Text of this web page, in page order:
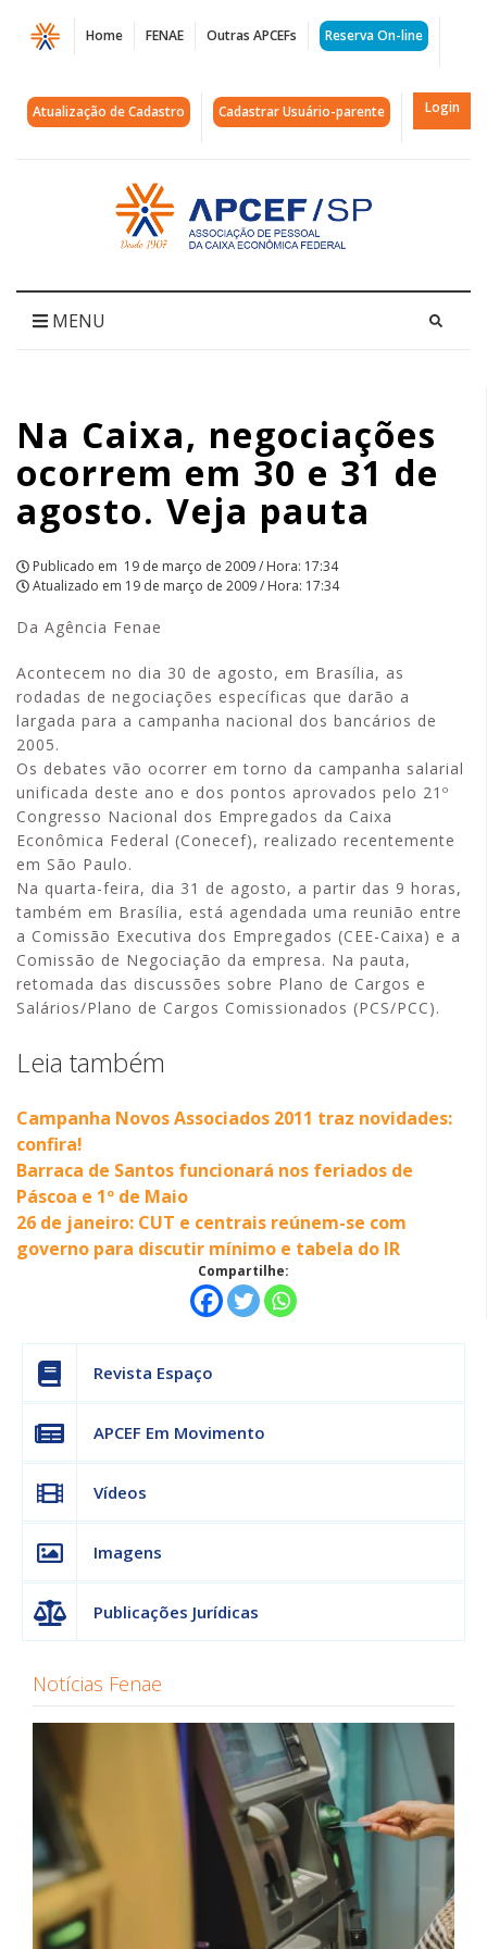
Página
Na
Caixa,
ocorrem
agosto.
Veja
pauta
|
APCEF/SP
Home FENAE Outras APCEFs Reserva On-line
Atualização de Cadastro Cadastrar Usuário-parente Login
Acessar
página
inicial
MENU
Na Caixa, negociações
ocorrem em 30 e 31 de
agosto. Veja pauta
Publicado em 19 de março de 2009 / Hora: 17:34
Atualizado em 19 de março de 2009 / Hora: 17:34
Da Agência Fenae
Acontecem no dia 30 de agosto, em Brasília, as
rodadas de negociações específicas que darão a
largada para a campanha nacional dos bancários de
2005.
Os debates vão ocorrer em torno da campanha salarial
unificada deste ano e dos pontos aprovados pelo 21º
Congresso Nacional dos Empregados da Caixa
Econômica Federal (Conecef), realizado recentemente
em São Paulo.
Na quarta-feira, dia 31 de agosto, a partir das 9 horas,
também em Brasília, está agendada uma reunião entre
a Comissão Executiva dos Empregados (CEE-Caixa) e a
Comissão de Negociação da empresa. Na pauta,
retomada das discussões sobre Plano de Cargos e
Salários/Plano de Cargos Comissionados (PCS/PCC).
Leia também
Campanha Novos Associados 2011 traz novidades:
confira!
Barraca de Santos funcionará nos feriados de
Páscoa e 1º de Maio
26 de janeiro: CUT e centrais reúnem-se com
governo para discutir mínimo e tabela do IR
Compartilhe:
Revista Espaço
APCEF Em Movimento
Vídeos
Imagens
Publicações Jurídicas
Notícias Fenae